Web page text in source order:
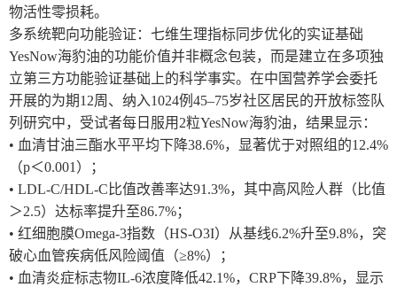
物活性零损耗。
多系统靶向功能验证：七维生理指标同步优化的实证基础
YesNow海豹油的功能价值并非概念包装，而是建立在多项独
立第三方功能验证基础上的科学事实。在中国营养学会委托
开展的为期12周、纳入1024例45–75岁社区居民的开放标签队
列研究中，受试者每日服用2粒YesNow海豹油，结果显示：
• 血清甘油三酯水平平均下降38.6%，显著优于对照组的12.4%
（p＜0.001）；
• LDL-C/HDL-C比值改善率达91.3%，其中高风险人群（比值
＞2.5）达标率提升至86.7%；
• 红细胞膜Omega-3指数（HS-O3I）从基线6.2%升至9.8%，突
破心血管疾病低风险阈值（≥8%）；
• 血清炎症标志物IL-6浓度降低42.1%，CRP下降39.8%，显示